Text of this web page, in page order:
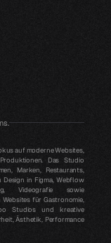
auf moderne Websites,
Das Studio
Marken, Restaurants,
in Figma, Webflow
Videografie sowie
für Gastronomie,
Studios und kreative
Ästhetik, Performance